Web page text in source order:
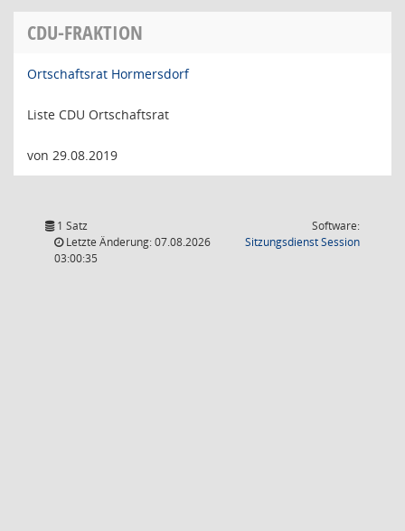
CDU-FRAKTION
Ortschaftsrat Hormersdorf
Liste CDU Ortschaftsrat
von 29.08.2019
1 Satz
Letzte Änderung: 07.08.2026
03:00:35
Software:
SitzungsdienstSession(Wird in